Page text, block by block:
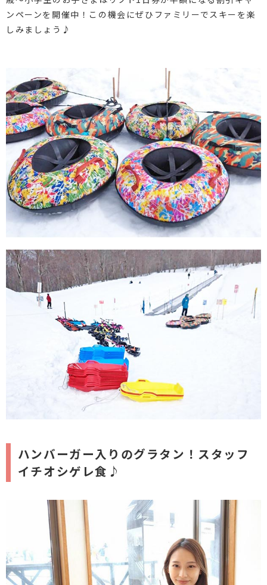
ンペーンを開催中！この機会にぜひファミリーでスキーを楽
しみましょう♪
ハンバーガー入りのグラタン！スタッフ
イチオシゲレ食♪